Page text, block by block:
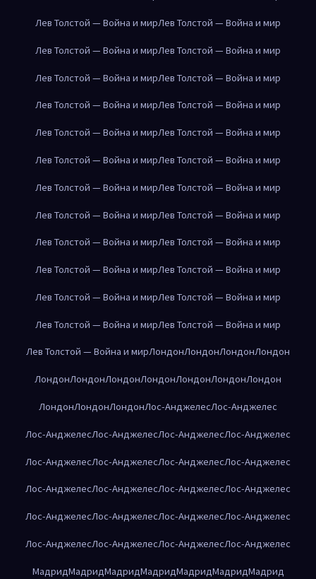
Лев Толстой — Война и мирЛев Толстой — Война и мир
Лев Толстой — Война и мирЛев Толстой — Война и мир
Лев Толстой — Война и мирЛев Толстой — Война и мир
Лев Толстой — Война и мирЛев Толстой — Война и мир
Лев Толстой — Война и мирЛев Толстой — Война и мир
Лев Толстой — Война и мирЛев Толстой — Война и мир
Лев Толстой — Война и мирЛев Толстой — Война и мир
Лев Толстой — Война и мирЛев Толстой — Война и мир
Лев Толстой — Война и мирЛев Толстой — Война и мир
Лев Толстой — Война и мирЛев Толстой — Война и мир
Лев Толстой — Война и мирЛев Толстой — Война и мир
Лев Толстой — Война и мирЛев Толстой — Война и мир
Лев Толстой — Война и мирЛондонЛондонЛондонЛондон
ЛондонЛондонЛондонЛондонЛондонЛондонЛондон
ЛондонЛондонЛондонЛос-АнджелесЛос-Анджелес
Лос-АнджелесЛос-АнджелесЛос-АнджелесЛос-Анджелес
Лос-АнджелесЛос-АнджелесЛос-АнджелесЛос-Анджелес
Лос-АнджелесЛос-АнджелесЛос-АнджелесЛос-Анджелес
Лос-АнджелесЛос-АнджелесЛос-АнджелесЛос-Анджелес
Лос-АнджелесЛос-АнджелесЛос-АнджелесЛос-Анджелес
МадридМадридМадридМадридМадридМадридМадрид